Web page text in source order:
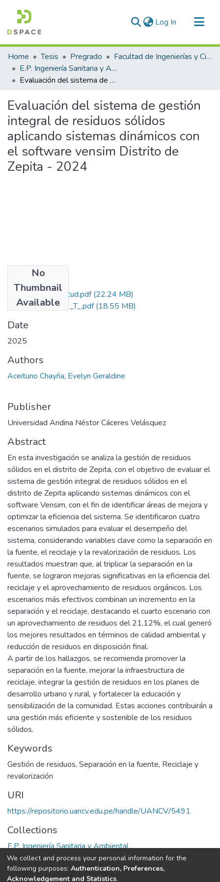
Log In (current)
Communities & Collections
All of DSpace
Statistics
Home Tesis Pregrado
Facultad de Ingenierías y Ciencias Puras
E.P. Ingeniería Sanitaria y Ambiental
Evaluación del sistema de gestión integral de residuos sólidos aplicando sistemas dinámicos con el software vensim Distrito de Zepita - 2024
Evaluación del sistema de gestión
integral de residuos sólidos
aplicando sistemas dinámicos con
el software vensim Distrito de
Zepita - 2024
No
Thumbnail
Available
Grado de Similitud.pdf(22.24 MB)
T036_76947823_T_.pdf(18.55 MB)
Date
2025
Authors
Aceituno Chayña, Evelyn Geraldine
Publisher
Universidad Andina Néstor Cáceres Velásquez
Abstract
En esta investigación se analiza la gestión de residuos
sólidos en el distrito de Zepita, con el objetivo de evaluar el
sistema de gestión integral de residuos sólidos en el
distrito de Zepita aplicando sistemas dinámicos con el
software Vensim, con el fin de identificar áreas de mejora y
optimizar la eficiencia del sistema. Se identificaron cuatro
escenarios simulados para evaluar el desempeño del
sistema, considerando variables clave como la separación en
la fuente, el reciclaje y la revalorización de residuos. Los
resultados muestran que, al triplicar la separación en la
fuente, se lograron mejoras significativas en la eficiencia del
reciclaje y el aprovechamiento de residuos orgánicos. Los
escenarios más efectivos combinan un incremento en la
separación y el reciclaje, destacando el cuarto escenario con
un aprovechamiento de residuos del 21,12%, el cual generó
los mejores resultados en términos de calidad ambiental y
reducción de residuos en disposición final.
A partir de los hallazgos, se recomienda promover la
separación en la fuente, mejorar la infraestructura de
reciclaje, integrar la gestión de residuos en los planes de
desarrollo urbano y rural, y fortalecer la educación y
sensibilización de la comunidad. Estas acciones contribuirán a
una gestión más eficiente y sostenible de los residuos
sólidos.
Keywords
Gestión de residuos, Separación en la fuente, Reciclaje y
revalorización
URI
https://repositorio.uancv.edu.pe/handle/UANCV/5491
Collections
E.P. Ingeniería Sanitaria y Ambiental
Full item page
We collect and process your personal information for the
following purposes: Authentication, Preferences,
Acknowledgement and Statistics.